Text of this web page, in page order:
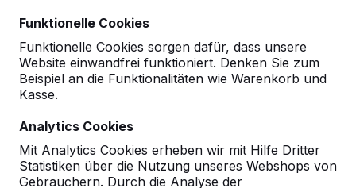
Funktionelle Cookies
Funktionelle Cookies sorgen dafür, dass unsere
Website einwandfrei funktioniert. Denken Sie zum
Beispiel an die Funktionalitäten wie Warenkorb und
Kasse.
Analytics Cookies
Mit Analytics Cookies erheben wir mit Hilfe Dritter
Statistiken über die Nutzung unseres Webshops von
Gebrauchern. Durch die Analyse der